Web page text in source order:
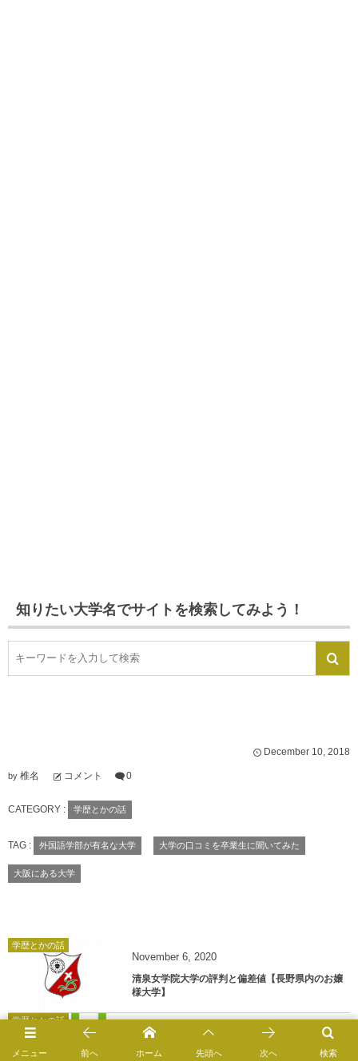
知りたい大学名でサイトを検索してみよう！
December 10 2018
by 椎名 コメント 0
CATEGORY : 学歴とかの話
TAG : 外国語学部が有名な大学 大学の口コミを卒業生に聞いてみた
大阪にある大学
学歴とかの話
November 6, 2020
清泉女学院大学の評判と偏差値【長野県内のお嬢
様大学】
学歴とかの話
October
2020
日本社会事業大学の評判と偏差値【福祉の東大で
メニュー 検索
前へ ホーム 先頭へ 次へ